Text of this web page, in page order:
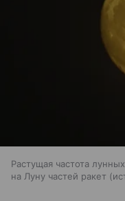
Растущая частота
на Луну частей ракет